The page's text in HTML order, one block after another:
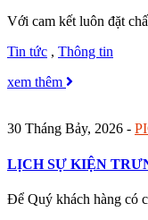
Với cam kết luôn đặt
Tin tức , Thông tin
xem thêm
30 Tháng Bảy, 2026 -
LỊCH SỰ KIỆN
Để Quý khách hàng có